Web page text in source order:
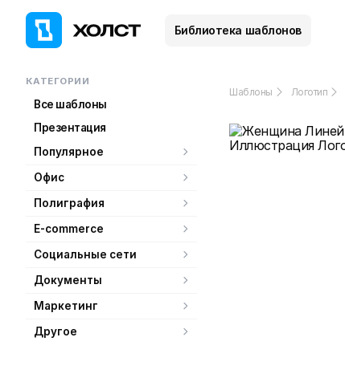
Библиотека шаблонов
КАТЕГОРИИ
Все шаблоны
Презентация
Популярное
Офис
Полиграфия
E-commerce
Социальные сети
Документы
Маркетинг
Другое
Шаблоны Логотип